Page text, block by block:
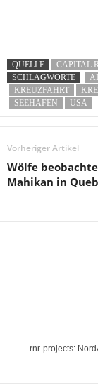
QUELLE
CAPITAL
SCHLAGWORTE
KREUZFAHRT
SEEHAFEN
USA
Vorheriger Artikel
Wölfe
Mahikan in
rnr-projects: